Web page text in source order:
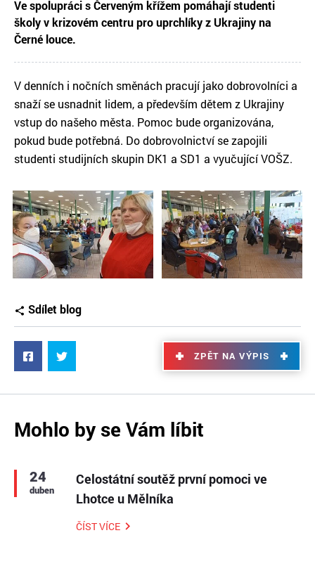
Ve spolupráci s Červeným křížem pomáhají studenti
školy v krizovém centru pro uprchlíky z Ukrajiny na
Černé louce.
V denních i nočních směnách pracují jako dobrovolníci a
snaží se usnadnit lidem, a především dětem z Ukrajiny
vstup do našeho města. Pomoc bude organizována,
pokud bude potřebná. Do dobrovolnictví se zapojili
studenti studijních skupin DK1 a SD1 a vyučující VOŠZ.
Sdílet blog
ZPĚT NA VÝPIS
Mohlo by se Vám líbit
24
duben
Celostátní soutěž první pomoci ve
Lhotce u Mělníka
ČÍST VÍCE